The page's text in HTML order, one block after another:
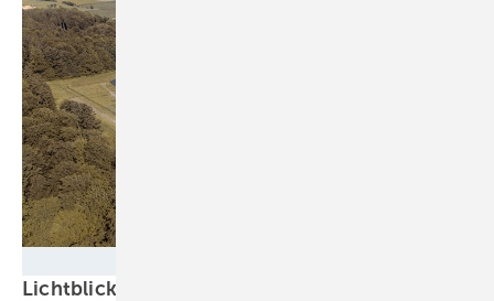
Lichtblick baut eigenen Solarpark in